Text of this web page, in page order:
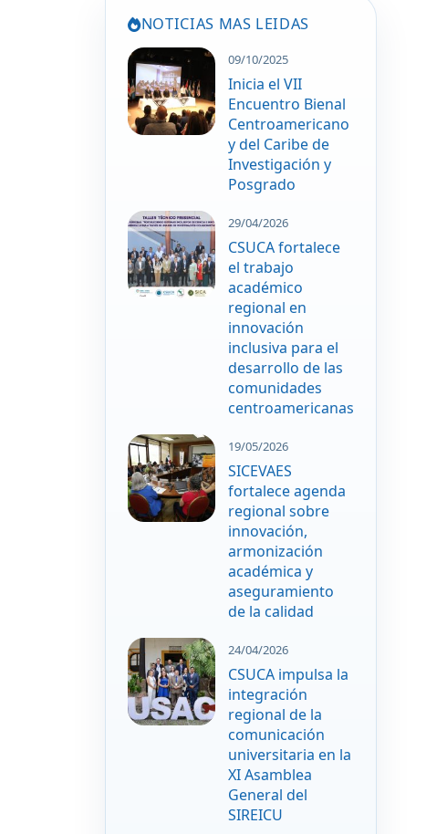
NOTICIAS MAS LEIDAS
09/10/2025
Inicia el VII
Encuentro Bienal
Centroamericano
y del Caribe de
Investigación y
Posgrado
29/04/2026
CSUCA fortalece
el trabajo
académico
regional en
innovación
inclusiva para el
desarrollo de las
comunidades
centroamericanas
19/05/2026
SICEVAES
fortalece agenda
regional sobre
innovación,
armonización
académica y
aseguramiento
de la calidad
24/04/2026
CSUCA impulsa la
integración
regional de la
comunicación
universitaria en la
XI Asamblea
General del
SIREICU